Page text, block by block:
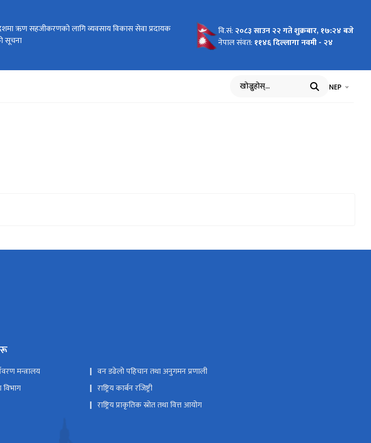
ऋण सहजीकरणको लागि व्यवसाय विकास सेवा प्रदायक
सूचना
वि.सं: २०८३ साउन २२ गते शुक्रबार, १७:२४ बजे
नेपाल संवत: ११४६ दिल्लागा नवमी - २४
खोज्नुहोस् भाषा चयन
NEP
मन्त्रालय
वन डढेलो पहिचान तथा अनुगमन प्रणाली
राष्ट्रिय कार्बन रजिष्ट्री
राष्ट्रिय प्राकृतिक स्रोत तथा वित्त आयोग